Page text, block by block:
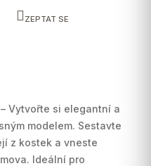
Vytvořte si elegantní a
modelem. Sestavte
z kostek a vneste
Ideální pro
ZEPTAT SE